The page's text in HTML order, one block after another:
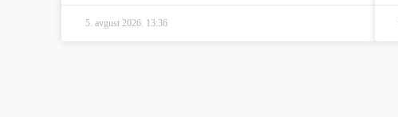
5. avgust 2026. 13:36